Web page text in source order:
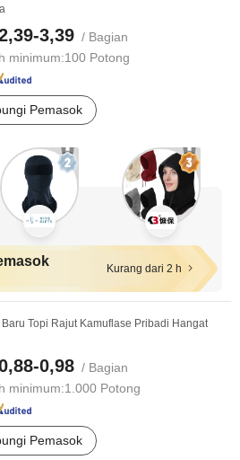
3,39 / Bagian
minimum:100 Potong
Pemasok
Kurang dari 2 h
Baru Topi Rajut Kamuflase Pribadi Hangat
0,98 / Bagian
minimum:1.000 Potong
Pemasok